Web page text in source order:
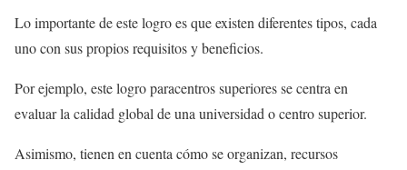
Lo importante de este logro es que existen diferentes tipos, cada
uno con sus propios requisitos y beneficios.
Por ejemplo, este logro paracentros superiores se centra en
evaluar la calidad global de una universidad o centro superior.
Asimismo, tienen en cuenta cómo se organizan, recursos